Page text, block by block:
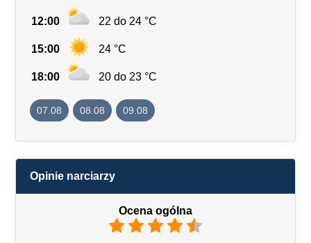
12:00 22 do 24 °C
15:00 24 °C
18:00 20 do 23 °C
07.08 08.08 09.08
Opinie narciarzy
Ocena ogólna